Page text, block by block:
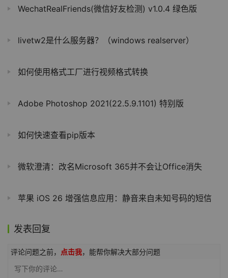
WechatRealFriends(微信好友检测) v1.0.4 绿色版
livetw2是什么服务器？（windows realserver）
如何使用格式工厂进行视频格式转换
Adobe Photoshop 2021(22.5.9.1101) 特别版
如何快速查看pip版本
微软澄清：改名Microsoft 365并不会让Office消失
苹果 iOS 26 增强信息应用：静音来自未知号码的短信
发表回复
评论问题之前， 点击我，能帮你解决大部分问题